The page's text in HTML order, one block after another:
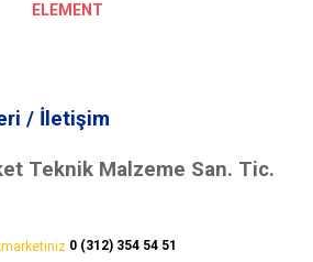
ELEMENT
/ İletişim
Teknik Malzeme San. Tic.
0 (312) 354 54 51